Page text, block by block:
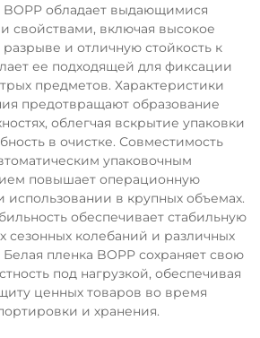
BOPP обладает выдающимися
свойствами, включая высокое
и отличную стойкость к
ее подходящей для фиксации
предметов. Характеристики
предотвращают образование
облегчая вскрытие упаковки
в очистке. Совместимость
упаковочным
повышает операционную
использовании в крупных объемах.
обеспечивает стабильную
сезонных колебаний и различных
пленка BOPP сохраняет свою
под нагрузкой, обеспечивая
ценных товаров во время
и хранения.